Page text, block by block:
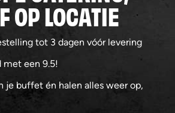
OP LOCATIE
tot 3 dagen vóór levering
met een 9.5!
je buffet én halen alles weer op,